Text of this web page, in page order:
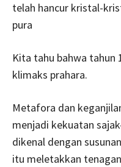
telah hancur kristal-
pura
Kita tahu bahwa tahun
klimaks prahara.
Metafora dan
menjadi kekuatan
dikenal dengan
itu meletakkan